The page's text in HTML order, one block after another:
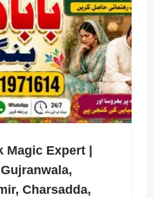
Expert |
Charsadda,